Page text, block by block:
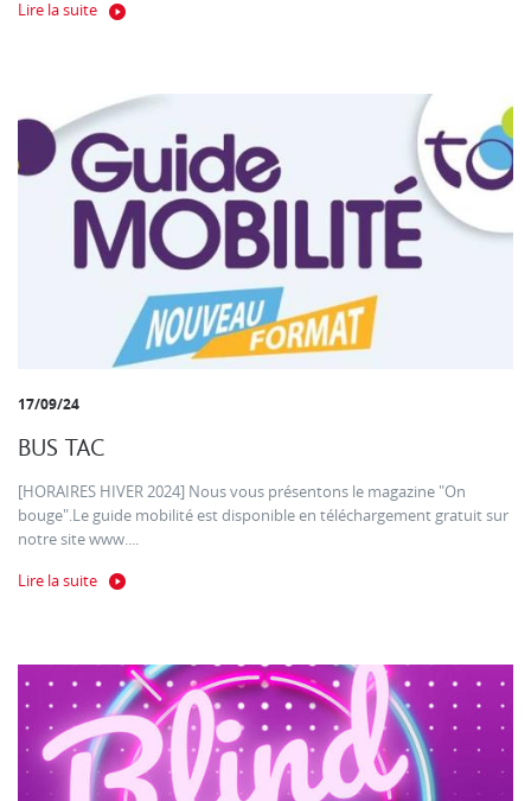
Lire la suite
17/09/24
BUS TAC
[HORAIRES HIVER 2024] Nous vous présentons le magazine "On
bouge".Le guide mobilité est disponible en téléchargement gratuit sur
notre site www....
Lire la suite